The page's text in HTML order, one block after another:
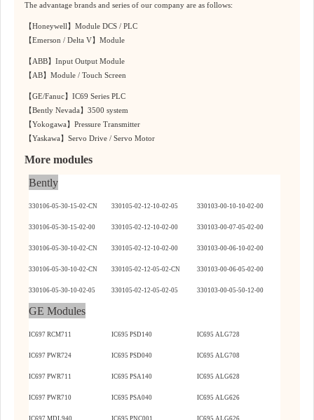
The advantage brands and series of our company are as follows:
【Honeywell】 Module DCS / PLC
【Emerson / Delta V】 Module
【ABB】 Input Output Module
【AB】 Module / Touch Screen
【GE/Fanuc】 IC69 Series PLC
【Bently Nevada】 3500 system
【Yokogawa】 Pressure Transmitter
【Yaskawa】 Servo Drive / Servo Motor
More modules
Bently
330106-05-30-15-02-CN 330105-02-12-10-02-05 330103-00-10-10-02-00
330106-05-30-15-02-00 330105-02-12-10-02-00 330103-00-07-05-02-00
330106-05-30-10-02-CN 330105-02-12-10-02-00 330103-00-06-10-02-00
330106-05-30-10-02-CN 330105-02-12-05-02-CN 330103-00-06-05-02-00
330106-05-30-10-02-05 330105-02-12-05-02-05 330103-00-05-50-12-00
GE Modules
IC697 RCM711 IC695 PSD140 IC695 ALG728
IC697 PWR724 IC695 PSD040 IC695 ALG708
IC697 PWR711 IC695 PSA140 IC695 ALG628
IC697 PWR710 IC695 PSA040 IC695 ALG626